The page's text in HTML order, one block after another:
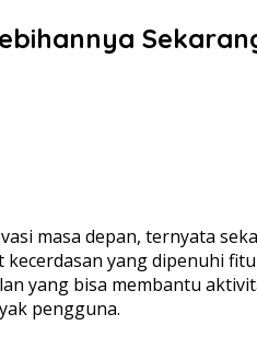
masa depan, ternyata
yang dipenuhi
yang bisa membantu
pengguna.